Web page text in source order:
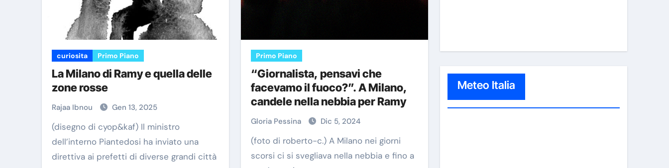
curiosita Primo Piano
La Milano di Ramy e quella delle
zone rosse
Rajaa Ibnou Gen 13, 2025
(disegno di cyop&kaf) Il ministro
dell’interno Piantedosi ha inviato una
direttiva ai prefetti di diverse grandi città
Primo Piano
“Giornalista, pensavi che
facevamo il fuoco?”. A Milano,
candele nella nebbia per Ramy
Gloria Pessina Dic 5, 2024
(foto di roberto-c.) A Milano nei giorni
scorsi ci si svegliava nella nebbia e fino a
Meteo Italia